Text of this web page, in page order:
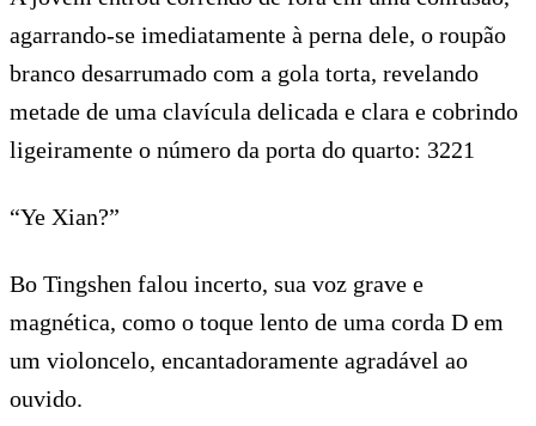
agarrando-se imediatamente à perna dele, o roupão
branco desarrumado com a gola torta, revelando
metade de uma clavícula delicada e clara e cobrindo
ligeiramente o número da porta do quarto: 3221
“Ye Xian?”
Bo Tingshen falou incerto, sua voz grave e
magnética, como o toque lento de uma corda D em
um violoncelo, encantadoramente agradável ao
ouvido.